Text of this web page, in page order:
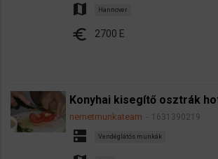
map Hannover
euro 2700 E
Konyhai kisegítő osztrák
nemetmunkateam 1631390219
dns Vendéglátós munkák